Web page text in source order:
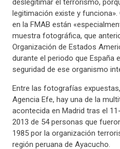
deslegitimar el terrorismo,
legitimación existe y
en la FMAB están
muestra fotográfica, que
Organización de Estados
durante el periodo que España
seguridad de ese organismo
Entre las fotografías
Agencia Efe, hay una de la
acontecida en Madrid tras el
2013 de 54 personas que
1985 por la organización
región peruana de Ayacucho.